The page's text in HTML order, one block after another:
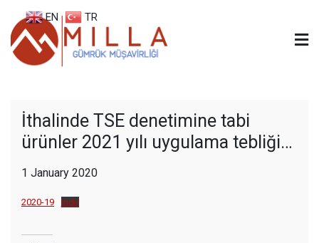
content
İthalinde TSE denetimine tabi
ürünler 2021 yılı uygulama tebliği…
1 January 2020
2020-19 İndir
EN TR